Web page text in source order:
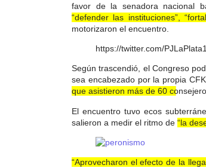
favor de la senadora nacional
“defender las instituciones”,
motorizaron el encuentro.
https://twitter.com/
Según trascendió, el Congreso
sea encabezado por la propia
que asistieron más de 60
El encuentro tuvo ecos
salieron a medir el ritmo de “la
“Aprovecharon el efecto de la